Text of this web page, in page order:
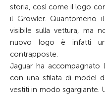
storia, così come il logo
il Growler. Quantomeno
visibile sulla vettura, ma
nuovo logo è infatti
contrapposte.
Jaguar ha accompagnato
con una sfilata di model
vestiti in modo sgargiante.